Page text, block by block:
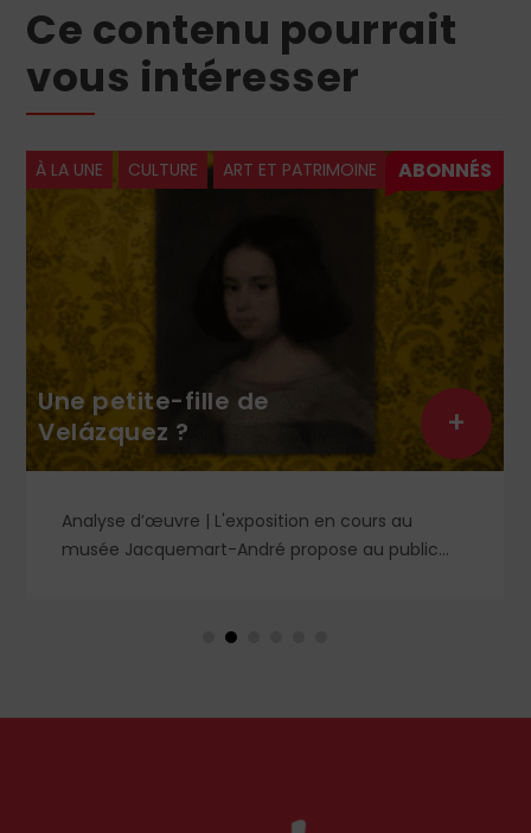
Ce contenu pourrait
vous intéresser
À LA UNE CULTURE ART ET PATRIMOINE
Une petite-fille de
Velázquez ?
Analyse d’œuvre | L'exposition en cours au
musée Jacquemart-André propose au public
dans un style qui tranche avec les ceux qui
+